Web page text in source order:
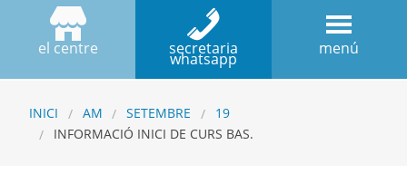
el centre secretaria
whatsapp
menú
INICI AM SETEMBRE
19
INFORMACIÓ INICI DE CURS BAS.